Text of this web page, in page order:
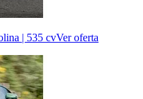
| 535 cvVer oferta